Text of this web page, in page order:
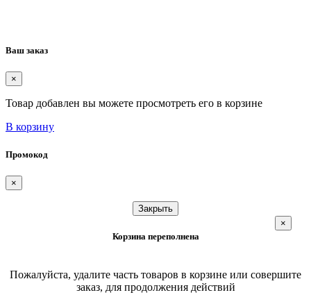
Ваш заказ
×
Товар добавлен вы можете просмотреть его в корзине
В корзину
Промокод
×
Закрыть
Корзина переполнена
×
Пожалуйста, удалите часть товаров в корзине или совершите
заказ, для продолжения действий